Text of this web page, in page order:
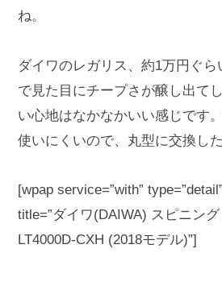
ね。
ダイワのレガリス、約1万円ぐ
で見た目にチープさが醸し出て
い心地はなかなかいい感じです
使いにくいので、丸型に交換した
[wpap service=”with”
title=”ダイワ(DAIWA) スピニン
LT4000D-CXH (2018モデル)”]